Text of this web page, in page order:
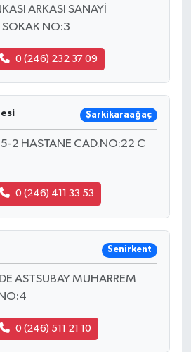
ARKASI SANAYİ
NO:3
0 (246) 232 37 09
Şarkikaraağaç
2 HASTANE CAD.NO:22 C
0 (246) 411 33 53
Senirkent
ASTSUBAY MUHARREM
0 (246) 511 21 10